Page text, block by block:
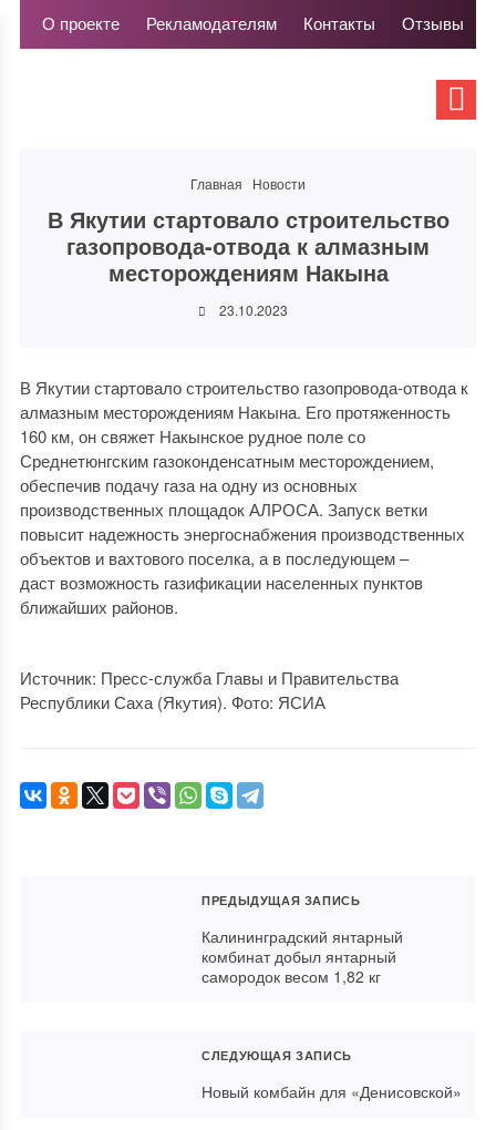
О проекте Рекламодателям Контакты Отзывы
Главная Новости
В Якутии стартовало строительство
газопровода-отвода к алмазным
месторождениям Накына
23.10.2023
В Якутии стартовало строительство газопровода-отвода к
алмазным месторождениям Накына. Его протяженность
160 км, он свяжет Накынское рудное поле со
Среднетюнгским газоконденсатным месторождением,
обеспечив подачу газа на одну из основных
производственных площадок АЛРОСА. Запуск ветки
повысит надежность энергоснабжения производственных
объектов и вахтового поселка, а в последующем –
даст возможность газификации населенных пунктов
ближайших районов.
Источник: Пресс-служба Главы и Правительства
Республики Саха (Якутия). Фото: ЯСИА
ПРЕДЫДУЩАЯ ЗАПИСЬ
Калининградский янтарный
комбинат добыл янтарный
самородок весом 1,82 кг
СЛЕДУЮЩАЯ ЗАПИСЬ
Новый комбайн для «Денисовской»